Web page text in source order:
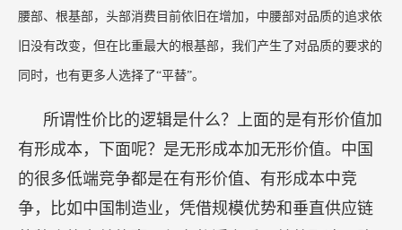
的反弹机制是一样的，就是开始搞储蓄，在加强了储蓄以备不时之
需之后，各行各业就会面临消费决策周期的拉长、 消费的减少
——所以当下市场的第一个特点，就是欲望下降、冲动下降。
但时代是不同的，科技和文明处在不同的阶段，虽然面临很大
的压力，发展方向我认为还是有些不一样的地方。未来10年的市
场，主要的方向我觉得会从物质需求转向精神愉悦。以前的消费是
从性价比转向颜价比（颜值价格比）、再转向心价比（心情价格